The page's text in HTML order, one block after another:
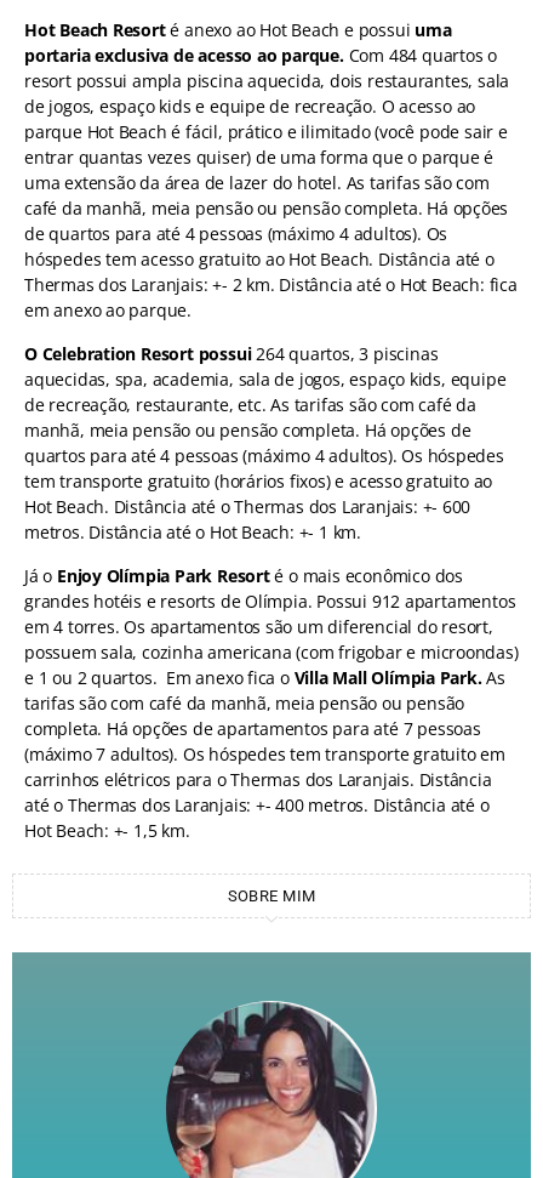
Hot Beach Resorté anexo ao Hot Beach e possui uma
portaria exclusiva de acesso ao parque.Com 484 quartos o
resort possui ampla piscina aquecida, dois restaurantes, sala
de jogos, espaço kids e equipe de recreação. O acesso ao
parque Hot Beach é fácil, prático e ilimitado (você pode sair e
entrar quantas vezes quiser) de uma forma que o parque é
uma extensão da área de lazer do hotel. As tarifas são com
café da manhã, meia pensão ou pensão completa. Há opções
de quartos para até 4 pessoas (máximo 4 adultos). Os
hóspedes tem acesso gratuito ao Hot Beach. Distância até o
Thermas dos Laranjais: +- 2 km. Distância até o Hot Beach: fica
em anexo ao parque.
O Celebration Resort possui264 quartos, 3 piscinas
aquecidas, spa, academia, sala de jogos, espaço kids, equipe
de recreação, restaurante, etc. As tarifas são com café da
manhã, meia pensão ou pensão completa. Há opções de
quartos para até 4 pessoas (máximo 4 adultos). Os hóspedes
tem transporte gratuito (horários fixos) e acesso gratuito ao
Hot Beach. Distância até o Thermas dos Laranjais: +- 600
metros. Distância até o Hot Beach: +- 1 km.
Já o Enjoy Olímpia Park Resorté o mais econômico dos
grandes hotéis e resorts de Olímpia. Possui 912 apartamentos
em 4 torres. Os apartamentos são um diferencial do resort,
possuem sala, cozinha americana (com frigobar e microondas)
e 1 ou 2 quartos. Em anexo fica o Villa Mall Olímpia Park.As
tarifas são com café da manhã, meia pensão ou pensão
completa. Há opções de apartamentos para até 7 pessoas
(máximo 7 adultos). Os hóspedes tem transporte gratuito em
carrinhos elétricos para o Thermas dos Laranjais. Distância
até o Thermas dos Laranjais: +- 400 metros. Distância até o
Hot Beach: +- 1,5 km.
SOBRE MIM